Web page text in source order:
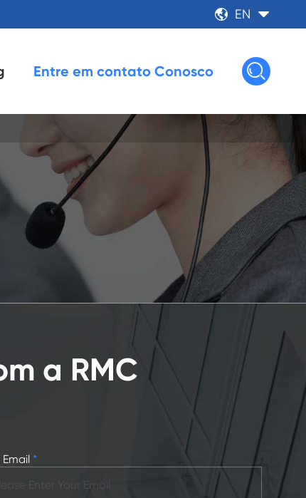
 EN 
Entre em contato Conosco 
a RMC
*